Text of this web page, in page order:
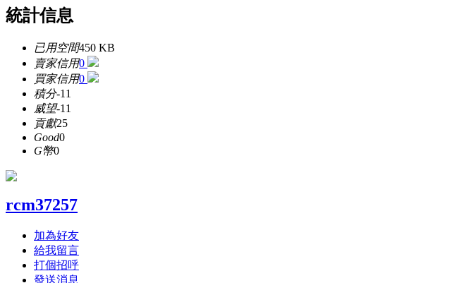
統計信息
已用空間450 KB
賣家信用0
買家信用0
積分-11
威望-11
貢獻25
Good0
G幣0
rcm37257
加為好友
給我留言
打個招呼
發送消息